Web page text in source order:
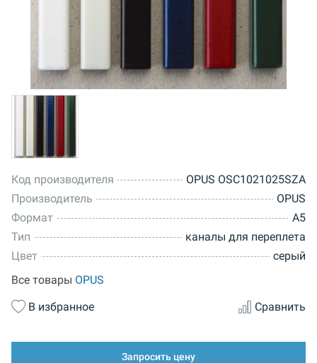
Код производителя
OPUS OSC1021025SZA
Производитель
OPUS
Формат
A5
Тип
каналы для переплета
Цвет
серый
Все товары OPUS
В избранное
Сравнить
Запросить цену